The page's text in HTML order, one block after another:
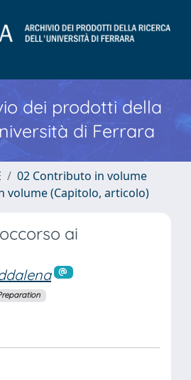
dei prodotti della
di Ferrara
02 Contributo in volume
volume (Capitolo, articolo)
ai